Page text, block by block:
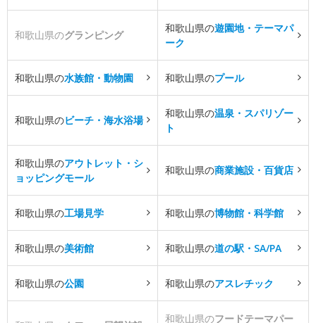
和歌山県のグランピング
和歌山県の遊園地・テーマパ
ーク
和歌山県の水族館・動物園 和歌山県のプール
和歌山県のビーチ・海水浴場
和歌山県の温泉・スパリゾー
ト
和歌山県のアウトレット・シ
ョッピングモール
和歌山県の商業施設・百貨店
和歌山県の工場見学 和歌山県の博物館・科学館
和歌山県の美術館 和歌山県の道の駅・SA/PA
和歌山県の公園 和歌山県のアスレチック
和歌山県のフードテーマパー